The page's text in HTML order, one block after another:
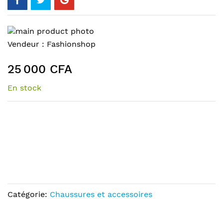
Skip
to
end
of
the
Skip
the
beginning
of
Vendeur : Fashionshop
25 000 CFA
En stock
Catégorie: Chaussures et accessoires